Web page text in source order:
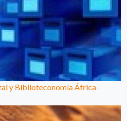
y Biblioteconomía África-